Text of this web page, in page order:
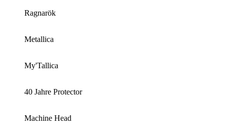
Ragnarök
Metallica
My'Tallica
40 Jahre Protector
Machine Head